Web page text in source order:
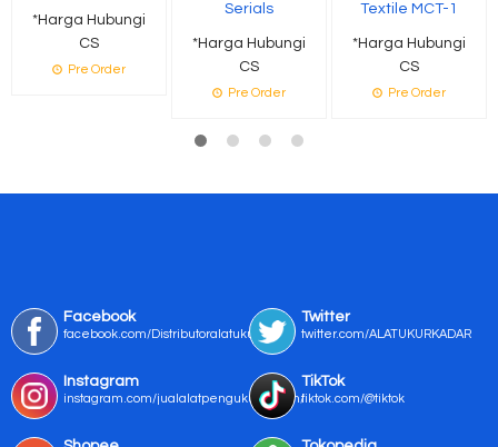
*Harga Hubungi
CS
Pre Order
Serials
*Harga Hubungi
CS
Pre Order
Textile MCT-1
*Harga Hubungi
CS
Pre Order
Facebook
facebook.com/Distributoralatukur
Twitter
twitter.com/ALATUKURKADAR
Instagram
instagram.com/jualalatpengukurmurah/
TikTok
tiktok.com/@tiktok